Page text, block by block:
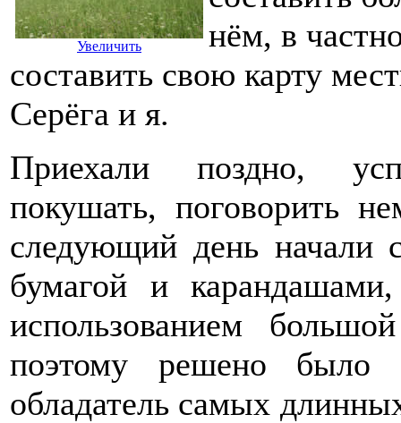
Увеличить
нём, в
составить свою карту
Серёга и я.
Приехали поздно,
покушать, поговорить
следующий день начали
бумагой и
использованием
поэтому решено было
обладатель самых